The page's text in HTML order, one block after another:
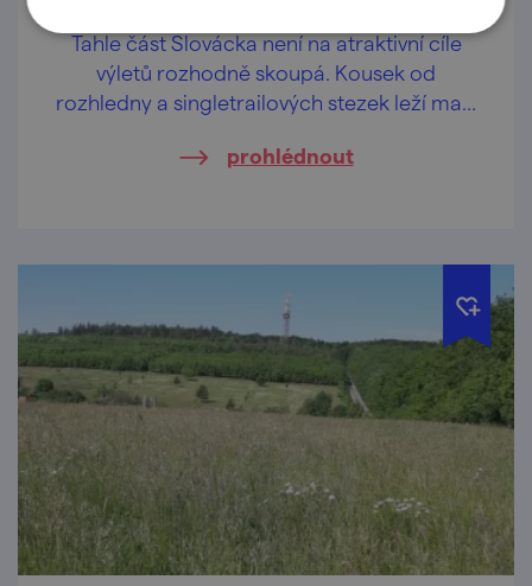
Tahle část Slovácka není na atraktivní cíle
výletů rozhodně skoupá. Kousek od
rozhledny a singletrailových stezek leží malý
prohlédnout